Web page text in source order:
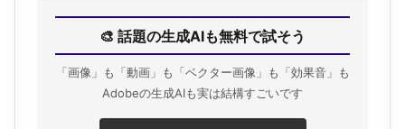
🎨 話題の生成AIも無料で試そう
「画像」も「動画」も「ベクター画像」も「効果音」も
Adobeの生成AIも実は結構すごいです